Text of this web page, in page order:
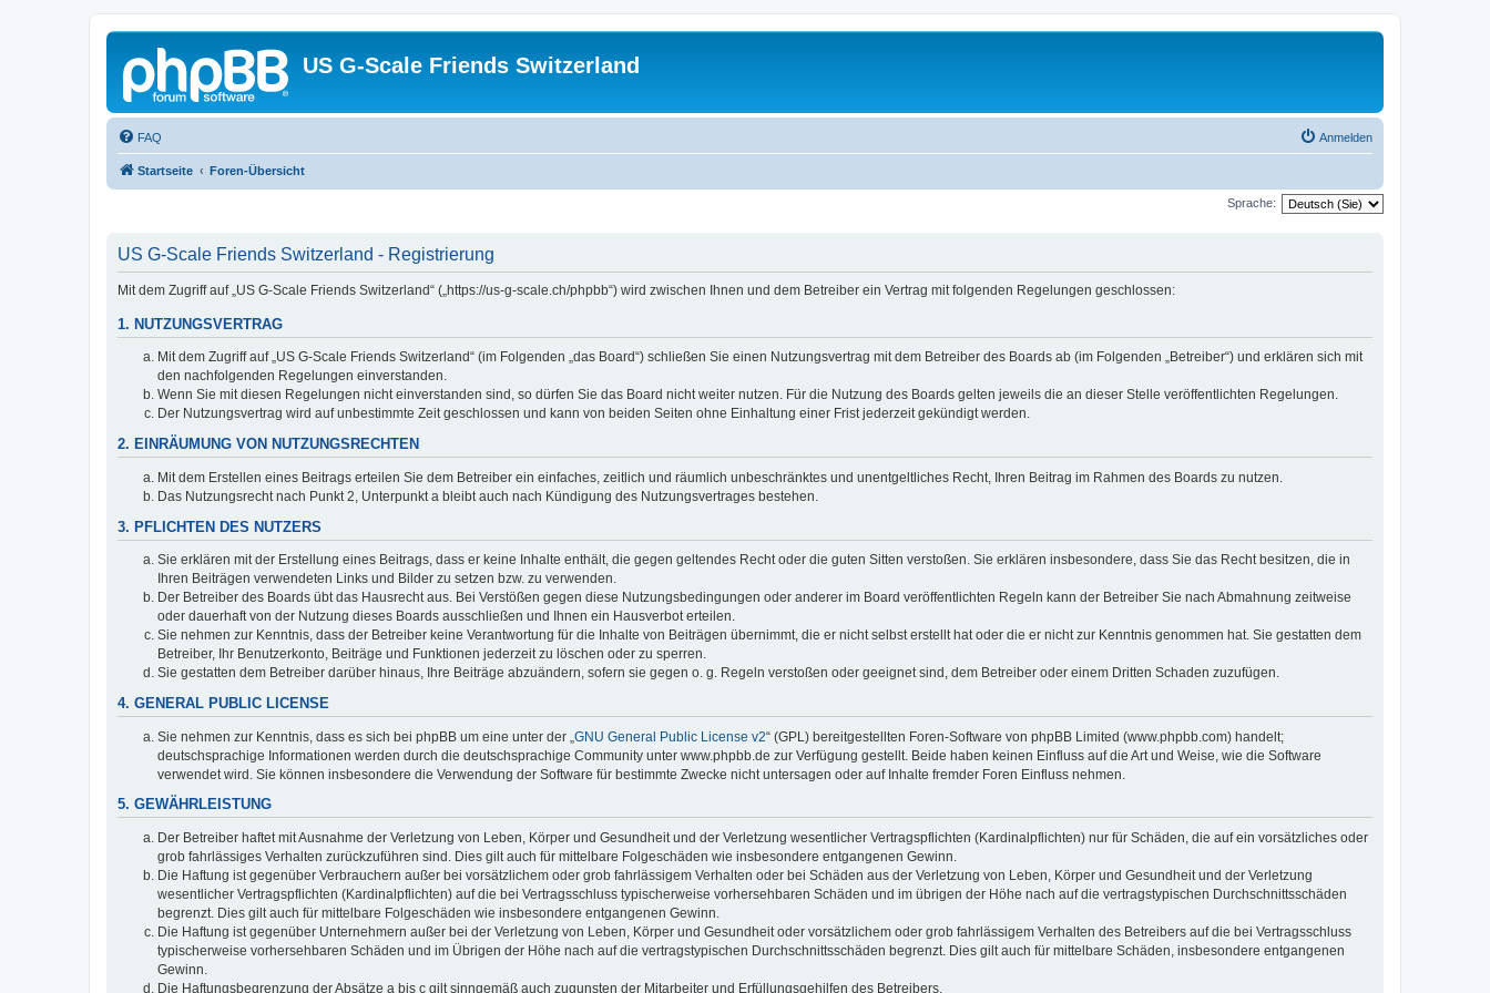
US G-Scale Friends Switzerland
FAQ Anmelden
Startseite Foren-Übersicht
Sprache:
US G-Scale Friends Switzerland - Registrierung
Mit dem Zugriff auf „US G-Scale Friends Switzerland“ („https://us-g-scale.ch/phpbb“) wird zwischen Ihnen und dem Betreiber ein Vertrag mit folgenden Regelungen geschlossen:
1. NUTZUNGSVERTRAG
Mit dem Zugriff auf „US G-Scale Friends Switzerland“ (im Folgenden „das Board“) schließen Sie einen Nutzungsvertrag mit dem Betreiber des Boards ab (im Folgenden „Betreiber“) und erklären sich mit
den nachfolgenden Regelungen einverstanden.
Wenn Sie mit diesen Regelungen nicht einverstanden sind, so dürfen Sie das Board nicht weiter nutzen. Für die Nutzung des Boards gelten jeweils die an dieser Stelle veröffentlichten Regelungen.
Der Nutzungsvertrag wird auf unbestimmte Zeit geschlossen und kann von beiden Seiten ohne Einhaltung einer Frist jederzeit gekündigt werden.
2. EINRÄUMUNG VON NUTZUNGSRECHTEN
Mit dem Erstellen eines Beitrags erteilen Sie dem Betreiber ein einfaches, zeitlich und räumlich unbeschränktes und unentgeltliches Recht, Ihren Beitrag im Rahmen des Boards zu nutzen.
Das Nutzungsrecht nach Punkt 2, Unterpunkt a bleibt auch nach Kündigung des Nutzungsvertrages bestehen.
3. PFLICHTEN DES NUTZERS
Sie erklären mit der Erstellung eines Beitrags, dass er keine Inhalte enthält, die gegen geltendes Recht oder die guten Sitten verstoßen. Sie erklären insbesondere, dass Sie das Recht besitzen, die in
Ihren Beiträgen verwendeten Links und Bilder zu setzen bzw. zu verwenden.
Der Betreiber des Boards übt das Hausrecht aus. Bei Verstößen gegen diese Nutzungsbedingungen oder anderer im Board veröffentlichten Regeln kann der Betreiber Sie nach Abmahnung zeitweise
oder dauerhaft von der Nutzung dieses Boards ausschließen und Ihnen ein Hausverbot erteilen.
Sie nehmen zur Kenntnis, dass der Betreiber keine Verantwortung für die Inhalte von Beiträgen übernimmt, die er nicht selbst erstellt hat oder die er nicht zur Kenntnis genommen hat. Sie gestatten dem
Betreiber, Ihr Benutzerkonto, Beiträge und Funktionen jederzeit zu löschen oder zu sperren.
Sie gestatten dem Betreiber darüber hinaus, Ihre Beiträge abzuändern, sofern sie gegen o. g. Regeln verstoßen oder geeignet sind, dem Betreiber oder einem Dritten Schaden zuzufügen.
4. GENERAL PUBLIC LICENSE
Sie nehmen zur Kenntnis, dass es sich bei phpBB um eine unter der „ GNU General Public License v2“ (GPL) bereitgestellten Foren-Software von phpBB Limited (www.phpbb.com) handelt;
deutschsprachige Informationen werden durch die deutschsprachige Community unter www.phpbb.de zur Verfügung gestellt. Beide haben keinen Einfluss auf die Art und Weise, wie die Software
verwendet wird. Sie können insbesondere die Verwendung der Software für bestimmte Zwecke nicht untersagen oder auf Inhalte fremder Foren Einfluss nehmen.
5. GEWÄHRLEISTUNG
Der Betreiber haftet mit Ausnahme der Verletzung von Leben, Körper und Gesundheit und der Verletzung wesentlicher Vertragspflichten (Kardinalpflichten) nur für Schäden, die auf ein vorsätzliches oder
grob fahrlässiges Verhalten zurückzuführen sind. Dies gilt auch für mittelbare Folgeschäden wie insbesondere entgangenen Gewinn.
Die Haftung ist gegenüber Verbrauchern außer bei vorsätzlichem oder grob fahrlässigem Verhalten oder bei Schäden aus der Verletzung von Leben, Körper und Gesundheit und der Verletzung
wesentlicher Vertragspflichten (Kardinalpflichten) auf die bei Vertragsschluss typischerweise vorhersehbaren Schäden und im übrigen der Höhe nach auf die vertragstypischen Durchschnittsschäden
begrenzt. Dies gilt auch für mittelbare Folgeschäden wie insbesondere entgangenen Gewinn.
Die Haftung ist gegenüber Unternehmern außer bei der Verletzung von Leben, Körper und Gesundheit oder vorsätzlichem oder grob fahrlässigem Verhalten des Betreibers auf die bei Vertragsschluss
typischerweise vorhersehbaren Schäden und im Übrigen der Höhe nach auf die vertragstypischen Durchschnittsschäden begrenzt. Dies gilt auch für mittelbare Schäden, insbesondere entgangenen
Gewinn.
Die Haftungsbegrenzung der Absätze a bis c gilt sinngemäß auch zugunsten der Mitarbeiter und Erfüllungsgehilfen des Betreibers.